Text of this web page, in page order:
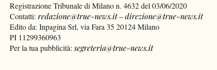
Registrazione Tribunale di Milano n. 4632 del 03/06/2020
Contatti:redazione@true-news.it–direzione@true-news.it
Edito da: Inpagina Srl, via Fara 35 20124 Milano
PI 11299360963
Per la tua pubblicità:segreteria@true-news.it